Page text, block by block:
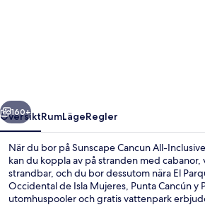
Spa
by
Hyatt
Nästa
160+
ÖversiktRumLägeRegler
När du bor på Sunscape Cancun All-
kan du koppla av på stranden med cabanor,
strandbar, och du bor dessutom nära El
Occidental de Isla Mujeres, Punta Cancún y
utomhuspooler och gratis vattenpark